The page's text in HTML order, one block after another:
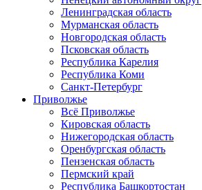
Ленинградская область
Мурманская область
Новгородская область
Псковская область
Республика Карелия
Республика Коми
Санкт-Петербург
Приволжье
Всё Приволжье
Кировская область
Нижегородская область
Оренбургская область
Пензенская область
Пермский край
Республика Башкортостан